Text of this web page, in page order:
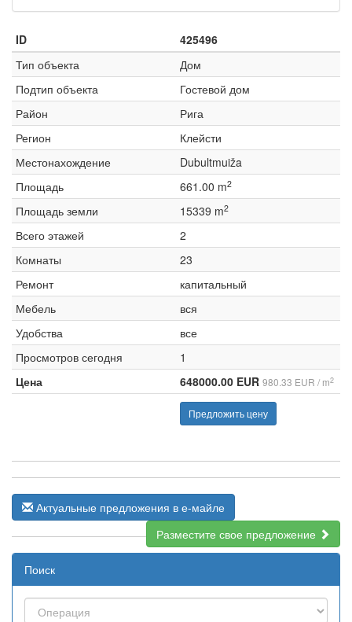
ID
425496
Тип объекта
Дом
Подтип объекта
Гостевой дом
Район
Рига
Регион
Клейсти
Местонахождение
Dubultmuiža
Площадь
661.00 m2
Площадь земли 15339 m2
Всего этажей
2
Комнаты
23
Ремонт
капитальный
Мебель
вся
Удобства
все
Просмотров сегодня
1
Цена
648000.00 EUR 980.33 EUR / m2
Предложить цену
Актуальные предложения в е-майле
Разместите свое предложение
Поиск